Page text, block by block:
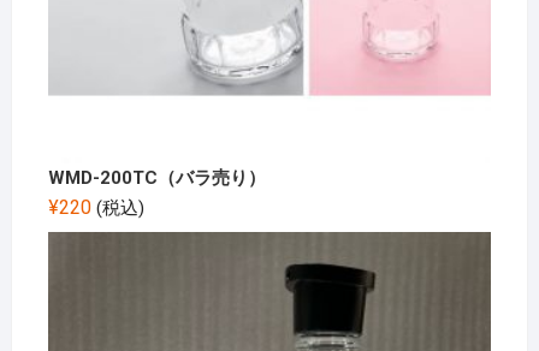
WMD-200TC（バラ売り）
¥220 (税込)